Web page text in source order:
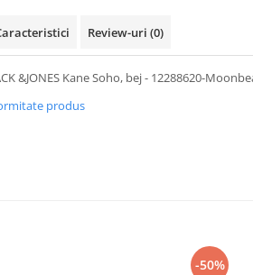
Review-uri (0)
&JONES Kane Soho, bej - 12288620-
produs
-50%